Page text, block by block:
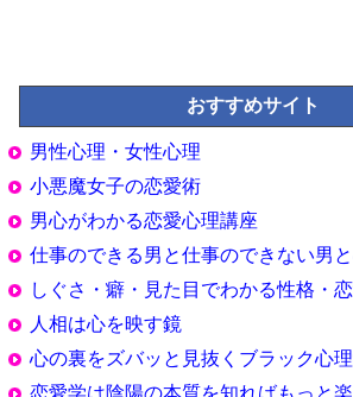
おすすめサイト
男性心理・女性心理
小悪魔女子の恋愛術
男心がわかる恋愛心理講座
仕事のできる男と仕事のできない男
しぐさ・癖・見た目でわかる性格・
人相は心を映す鏡
心の裏をズバッと見抜くブラック心
恋愛学は陰陽の本質を知ればもっと